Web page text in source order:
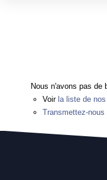
Nous n'avons pas de
Voir la liste de
Transmettez-nous